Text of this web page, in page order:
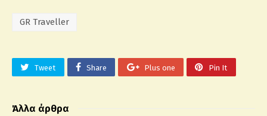
GR Traveller
Tweet Share Plus one Pin It
Άλλα άρθρα